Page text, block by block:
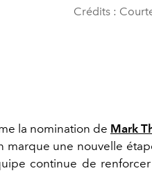
Crédits :
la nomination de Mark
marque une nouvelle
continue de